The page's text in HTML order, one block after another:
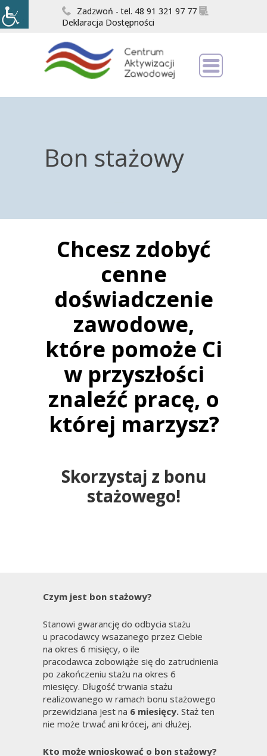
Zadzwoń - tel. 48 91 321 97 77
Deklaracja Dostępności
Bon stażowy
Chcesz zdobyć
cenne
doświadczenie
zawodowe,
które pomoże Ci
w przyszłości
znaleźć pracę, o
której marzysz?
Skorzystaj z bonu
stażowego!
Czym jest bon stażowy?
Stanowi gwarancję do odbycia stażu
u pracodawcy wsazanego przez Ciebie
na okres 6 misięcy, o ile
pracodawca zobowiąże się do zatrudnienia
po zakończeniu stażu na okres 6
miesięcy. Długość trwania stażu
realizowanego w ramach bonu stażowego
przewidziana jest na 6 miesięcy. Staż ten
nie może trwać ani krócej, ani dłużej.
Kto może wnioskować o bon stażowy?